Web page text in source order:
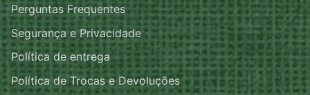
Perguntas Frequentes
Segurança e Privacidade
Política de entrega
Política de Trocas e Devoluções